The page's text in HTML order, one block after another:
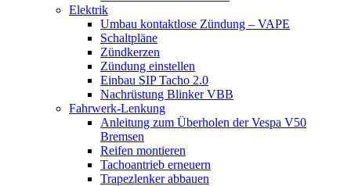
Elektrik
Umbau kontaktlose Zündung – VAPE
Schaltpläne
Zündkerzen
Zündung einstellen
Einbau SIP Tacho 2.0
Nachrüstung Blinker VBB
Fahrwerk-Lenkung
Anleitung zum Überholen der Vespa V50
Bremsen
Reifen montieren
Tachoantrieb erneuern
Trapezlenker abbauen